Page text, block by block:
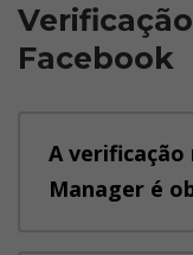
Facebook
A verificação
Manager é